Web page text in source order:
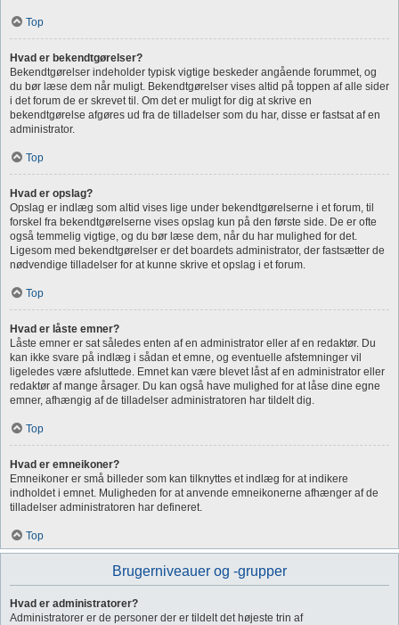
Top
Hvad er bekendtgørelser?
Bekendtgørelser indeholder typisk vigtige beskeder angående forummet, og
du bør læse dem når muligt. Bekendtgørelser vises altid på toppen af alle sider
i det forum de er skrevet til. Om det er muligt for dig at skrive en
bekendtgørelse afgøres ud fra de tilladelser som du har, disse er fastsat af en
administrator.
Top
Hvad er opslag?
Opslag er indlæg som altid vises lige under bekendtgørelserne i et forum, til
forskel fra bekendtgørelserne vises opslag kun på den første side. De er ofte
også temmelig vigtige, og du bør læse dem, når du har mulighed for det.
Ligesom med bekendtgørelser er det boardets administrator, der fastsætter de
nødvendige tilladelser for at kunne skrive et opslag i et forum.
Top
Hvad er låste emner?
Låste emner er sat således enten af en administrator eller af en redaktør. Du
kan ikke svare på indlæg i sådan et emne, og eventuelle afstemninger vil
ligeledes være afsluttede. Emnet kan være blevet låst af en administrator eller
redaktør af mange årsager. Du kan også have mulighed for at låse dine egne
emner, afhængig af de tilladelser administratoren har tildelt dig.
Top
Hvad er emneikoner?
Emneikoner er små billeder som kan tilknyttes et indlæg for at indikere
indholdet i emnet. Muligheden for at anvende emneikonerne afhænger af de
tilladelser administratoren har defineret.
Top
Brugerniveauer og -grupper
Hvad er administratorer?
Administratorer er de personer der er tildelt det højeste trin af